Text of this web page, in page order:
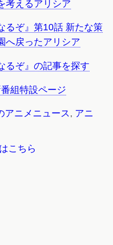
考えるアリシア
るぞ』第10話 新たな策
へ戻ったアリシア
るぞ』の記事を探す
組特設ページ
アニメニュース, アニ
こちら